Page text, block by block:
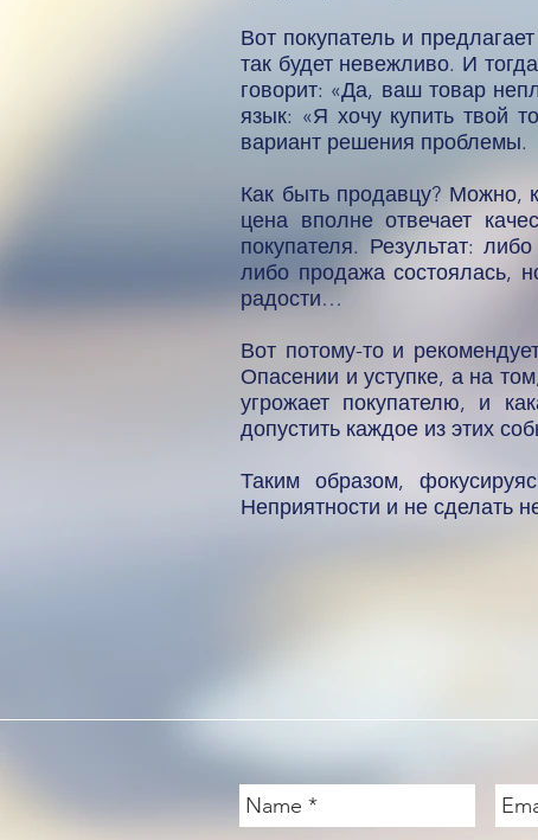
Вот покупатель и
так будет невежливо. И
говорит: «Да, ваш товар
язык: «Я хочу купить твой
вариант решения проблемы.
Как быть продавцу? Можно,
цена вполне отвечает
покупателя. Результат:
либо продажа состоялась,
радости…
Вот потому-то и
Опасении и уступке, а на
угрожает покупателю, и
допустить каждое из этих
Таким образом,
Неприятности и не сделать